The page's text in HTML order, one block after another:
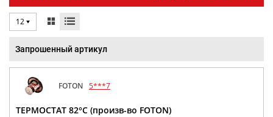
12
Запрошенный артикул
FOTON 5***7
ТЕРМОСТАТ 82°C (произв-во FOTON)